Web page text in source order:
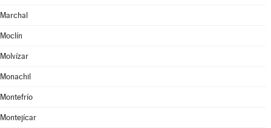
Marchal
Moclín
Molvízar
Monachil
Montefrío
Montejícar